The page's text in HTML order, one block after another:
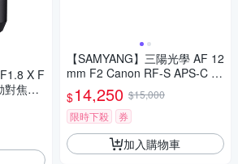
X F
對焦鏡
【SAMYANG】三陽光學 AF 12
mm F2 Canon RF-S APS-C 自
動對焦鏡頭 公司貨
$14,250 $15,000
限時下殺
券
加入購物車